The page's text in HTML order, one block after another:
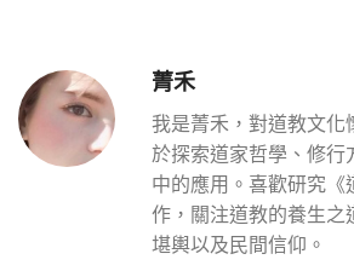
菁禾
我是菁禾，對道教文化
於探索道家哲學、修行
中的應用。喜歡研究《
作，關注道教的養生之
堪輿以及民間信仰。